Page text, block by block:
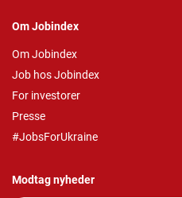
Om Jobindex
Om Jobindex
Job hos Jobindex
For investorer
Presse
#JobsForUkraine
Modtag nyheder